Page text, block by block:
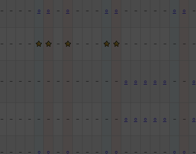
－ － － － ○ ○ － ○ － － － ○ ○ － － － － － ○ ○ －
－ － － － － － － － － － － － － － － －
－ － － － － － － － － － － － － ○ ○ ○ ○ ○ － － ○
－ － － － － － － － － － － － － ○ ○ ○ ○ ○ － － ○
－ － － － ○ ○ － ○ － － － ○ ○ － － － － － ○ ○ －